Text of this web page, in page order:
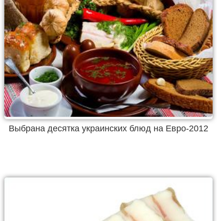
Выбрана десятка украинских блюд на Евро-2012